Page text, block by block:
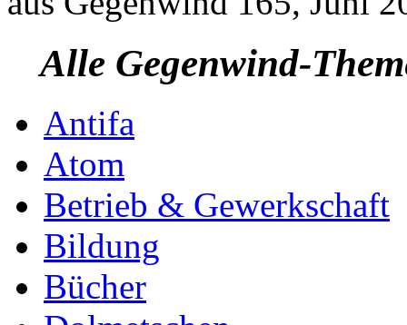
Alle Gegenwind-
Antifa
Atom
Betrieb & Gewerkschaft
Bildung
Bücher